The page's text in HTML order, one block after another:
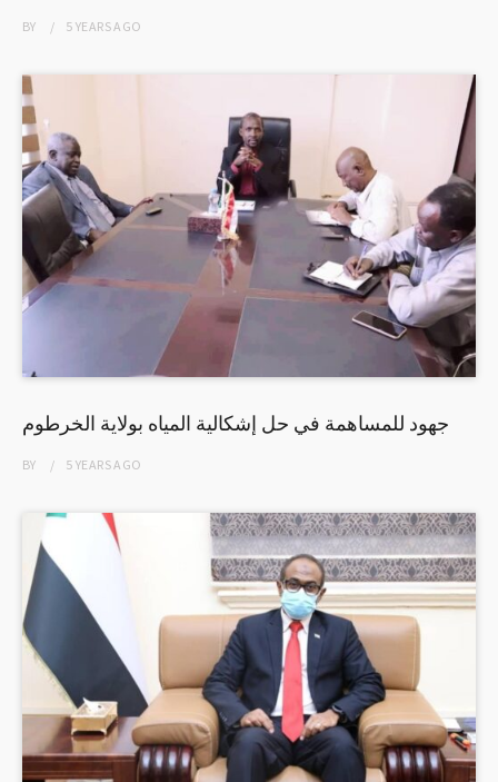
BY 5 YEARSAGO
جهود للمساهمة في حل إشكالية المياه بولاية الخرطوم
BY 5 YEARSAGO